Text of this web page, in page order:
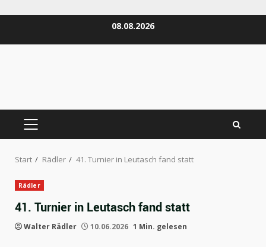
08.08.2026
PRIMÄRES
Start Rädler 41. Turnier in Leutasch fand statt
Rädler
41. Turnier in Leutasch fand statt
Walter Rädler 10.06.2026 1 Min. gelesen